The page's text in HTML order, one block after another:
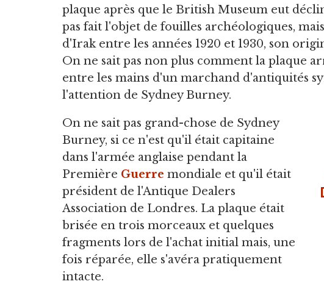
plaque après que le British Museum eut
pas fait l'objet de fouilles archéologiques,
d'Irak entre les années 1920 et 1930, son
On ne sait pas non plus comment la plaque
entre les mains d'un marchand d'antiquités
l'attention de Sydney Burney.
On ne sait pas grand-chose de Sydney
Burney, si ce n'est qu'il était capitaine
dans l'armée anglaise pendant la
Première Guerre mondiale et qu'il était
président de l'Antique Dealers
Association de Londres. La plaque était
brisée en trois morceaux et quelques
fragments lors de l'achat initial mais, une
fois réparée, elle s'avéra pratiquement
intacte.